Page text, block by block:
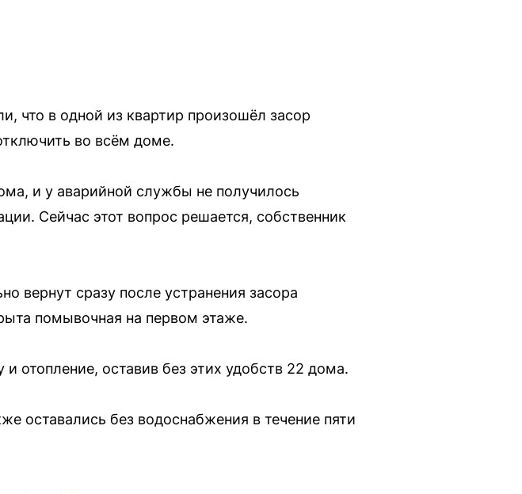
что в одной из квартир произошёл засор
во всём доме.
и у аварийной службы не получилось
Сейчас этот вопрос решается, собственник
вернут сразу после устранения засора
помывочная на первом этаже.
отопление, оставив без этих удобств 22 дома.
оставались без водоснабжения в течение пяти